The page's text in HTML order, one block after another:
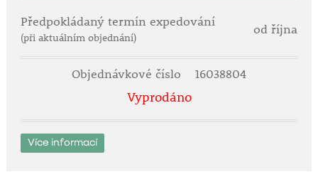
prostoru. Budou jen 100 cm široké, 3 m vysoké a do
stran se vyvíjejí jen květní výhony a poupata -
překrásný sloup květů. Při ideálních pěstebních
podmínkách lze od 2. roku na stanovišti sklízet
delikátní šťavnaté aromatické plody, schopné
jen znatelně vyšších výnosů.
Předpokládaný termín expedování
(při aktuálním objednání)
od října
Objednávkové číslo 16038804
Vyprodáno
Více informací